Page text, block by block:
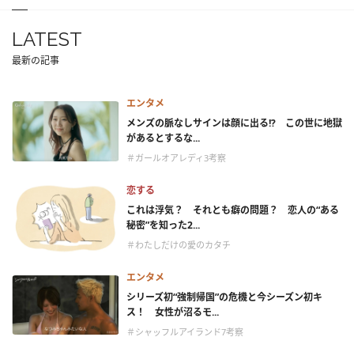
LATEST
最新の記事
エンタメ
メンズの脈なしサインは顔に出る!? この世に地獄
があるとするな...
＃ガールオアレディ3考察
恋する
これは浮気？ それとも癖の問題？ 恋人の“ある
秘密”を知った2...
＃わたしだけの愛のカタチ
エンタメ
シリーズ初“強制帰国”の危機と今シーズン初キ
ス！ 女性が沼るモ...
＃シャッフルアイランド7考察